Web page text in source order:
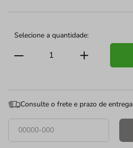
Consulte o frete e prazo de entrega